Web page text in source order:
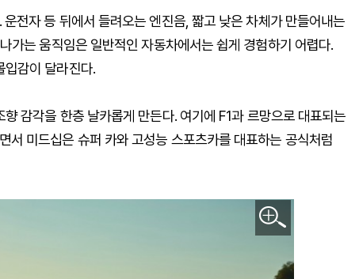
전자 등 뒤에서 들려오는 엔진음, 짧고 낮은 차체가 만들어내는
가는 움직임은 일반적인 자동차에서는 쉽게 경험하기 어렵다.
입감이 달라진다.
감각을 한층 날카롭게 만든다. 여기에 F1과 르망으로 대표되는
서 미드십은 슈퍼 카와 고성능 스포츠카를 대표하는 공식처럼